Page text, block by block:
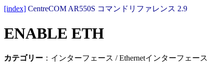
[index] CentreCOM AR550S コマンドリファレンス 2.9
ENABLE ETH
カテゴリー ：インターフェース / Ethernetインターフェース